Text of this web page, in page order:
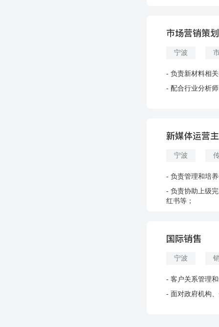
市场营销策划
宁波
- 负责新材料相
- 配合行业分析
新媒体运营
宁波
- 负责管理和培
- 负责协助上级
红书等；
国际销售
宁波
- 客户关系管理
- 面对政府机构